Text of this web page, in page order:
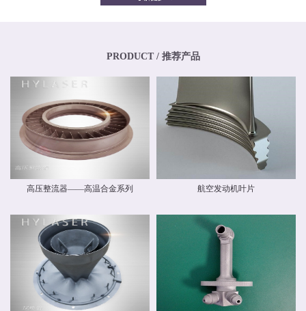
专业化、年轻化的技术团队，其骨干均为博士、硕士，其中博士生比例超过
联合研发合作关系。华阳新材料具有高素质人才的研发中心，，拥有一流的跨
检测设备，能够对材料物理力学性能、化学性能及疲劳损伤进行检测，能分析
材料化学成分、分析金属及金属间化合物的分布、分析晶体和晶界组织。 华阳
新材料现有激光专业级金属3D打印设备多台。公司具有ISO9001质量体系认
证，具备完整的质量管理体系。公司战略华阳的价值理念是 创造价值，创新报
国 ；核心竞争力是持续创新、快速响应。我们根据客户需求开发新产品和系统
方案，提供可靠的质量和最好的服务，并降低客户成本。
PRODUCT / 推荐产品
高压整流器——高温合金系列 航空发动机叶片